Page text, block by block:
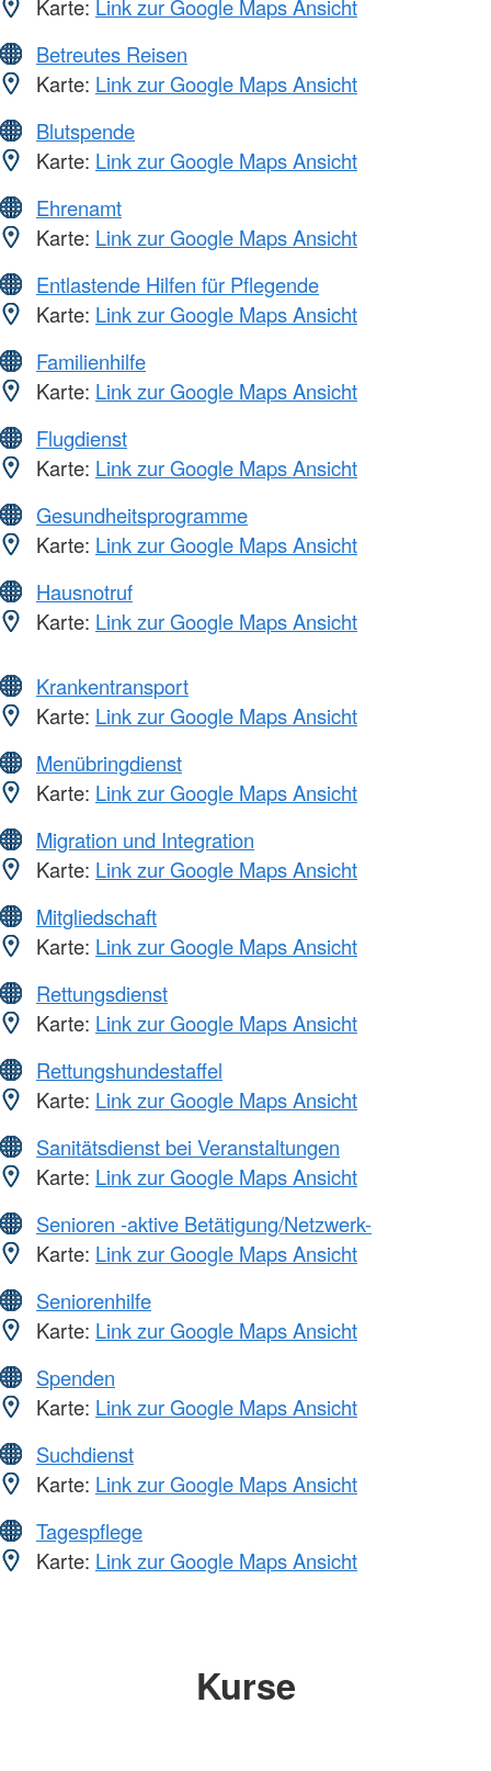
Karte: Link zur Google Maps Ansicht
Betreutes Reisen
Karte: Link zur Google Maps Ansicht
Blutspende
Karte: Link zur Google Maps Ansicht
Ehrenamt
Karte: Link zur Google Maps Ansicht
Entlastende Hilfen für Pflegende
Karte: Link zur Google Maps Ansicht
Familienhilfe
Karte: Link zur Google Maps Ansicht
Flugdienst
Karte: Link zur Google Maps Ansicht
Gesundheitsprogramme
Karte: Link zur Google Maps Ansicht
Hausnotruf
Karte: Link zur Google Maps Ansicht
Krankentransport
Karte: Link zur Google Maps Ansicht
Menübringdienst
Karte: Link zur Google Maps Ansicht
Migration und Integration
Karte: Link zur Google Maps Ansicht
Mitgliedschaft
Karte: Link zur Google Maps Ansicht
Rettungsdienst
Karte: Link zur Google Maps Ansicht
Rettungshundestaffel
Karte: Link zur Google Maps Ansicht
Sanitätsdienst bei Veranstaltungen
Karte: Link zur Google Maps Ansicht
Senioren -aktive Betätigung/Netzwerk-
Karte: Link zur Google Maps Ansicht
Seniorenhilfe
Karte: Link zur Google Maps Ansicht
Spenden
Karte: Link zur Google Maps Ansicht
Suchdienst
Karte: Link zur Google Maps Ansicht
Tagespflege
Karte: Link zur Google Maps Ansicht
Kurse